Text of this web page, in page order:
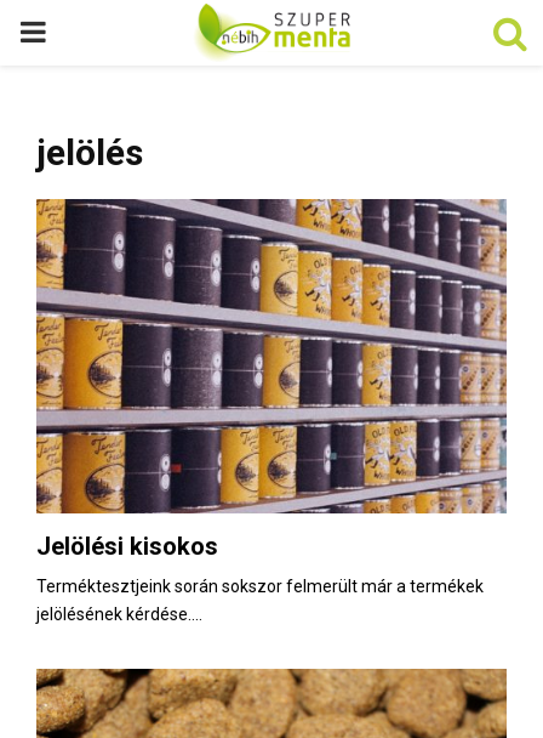
P
M
A
R
Y
M
N
U
jelölés
Jelölési kisokos
Terméktesztjeink során sokszor felmerült már a termékek
jelölésének kérdése....